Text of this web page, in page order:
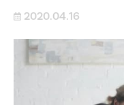
2020.04.16